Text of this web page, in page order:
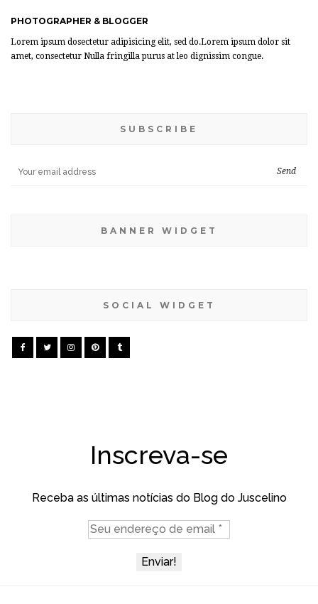
PHOTOGRAPHER & BLOGGER
Lorem ipsum dosectetur adipisicing elit, sed do.Lorem ipsum dolor sit
amet, consectetur Nulla fringilla purus at leo dignissim congue.
SUBSCRIBE
BANNER WIDGET
SOCIAL WIDGET
Inscreva-se
Receba as últimas notícias do Blog do Juscelino